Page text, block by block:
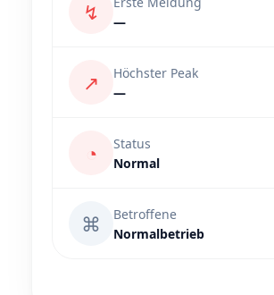
↯
—
↗
Höchster Peak
—
◔
Status
Normal
⌘
Betroffene
Normalbetrieb